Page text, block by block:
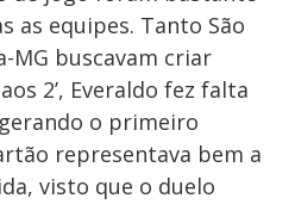
as equipes. Tanto São
MG buscavam criar
2’, Everaldo fez falta
o primeiro
representava bem a
visto que o duelo